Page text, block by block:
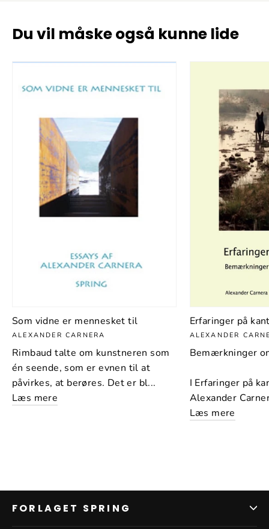
Du vil måske også kunne lide
Som vidne er mennesket til
ALEXANDER CARNERA
Rimbaud talte om kunstneren som
én seende, som er evnen til at
påvirkes, at berøres. Det er bl...
Læs mere
Erfaringer på
ALEXANDER
Bemærkninger
I Erfaringer på
Alexander
Læs mere
FORLAGET SPRING